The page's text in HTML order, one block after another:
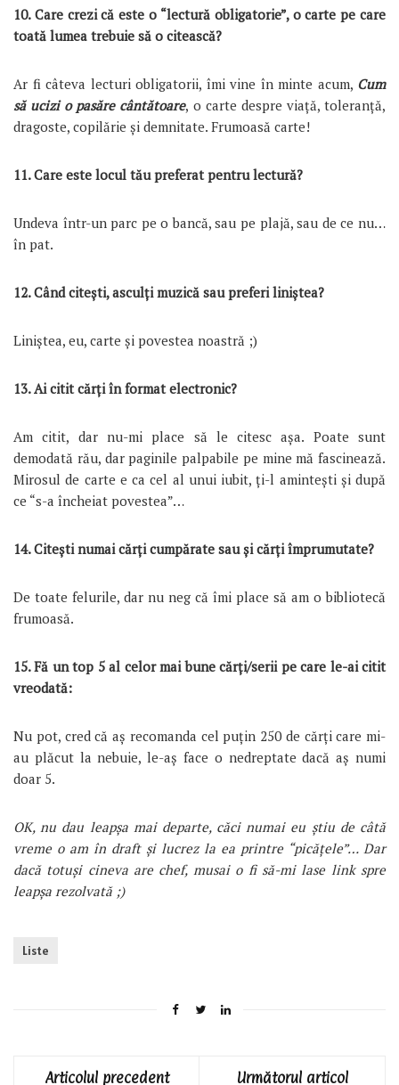
10. Care crezi că este o “lectură obligatorie”, o carte pe care
toată lumea trebuie să o citească?
Ar fi câteva lecturi obligatorii, îmi vine în minte acum, Cum
să ucizi o pasăre cântătoare, o carte despre viață, toleranță,
dragoste, copilărie și demnitate. Frumoasă carte!
11. Care este locul tău preferat pentru lectură?
Undeva într-un parc pe o bancă, sau pe plajă, sau de ce nu…
în pat.
12. Când citeşti, asculţi muzică sau preferi liniştea?
Liniștea, eu, carte și povestea noastră ;)
13. Ai citit cărţi în format electronic?
Am citit, dar nu-mi place să le citesc așa. Poate sunt
demodată rău, dar paginile palpabile pe mine mă fascinează.
Mirosul de carte e ca cel al unui iubit, ți-l amintești și după
ce “s-a încheiat povestea”…
14. Citeşti numai cărţi cumpărate sau şi cărţi împrumutate?
De toate felurile, dar nu neg că îmi place să am o bibliotecă
frumoasă.
15. Fă un top 5 al celor mai bune cărţi/serii pe care le-ai citit
vreodată:
Nu pot, cred că aș recomanda cel puțin 250 de cărți care mi-
au plăcut la nebuie, le-aș face o nedreptate dacă aș numi
doar 5.
OK, nu dau leapșa mai departe, căci numai eu știu de câtă
vreme o am în draft și lucrez la ea printre “picățele”… Dar
dacă totuși cineva are chef, musai o fi să-mi lase link spre
leapșa rezolvată ;)
Liste
Articolul precedent Următorul articol